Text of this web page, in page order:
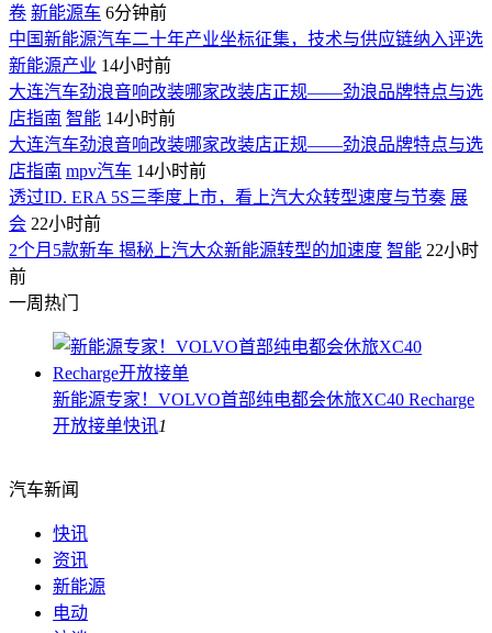
卷 新能源车 6分钟前
中国新能源汽车二十年产业坐标征集，技术与供应链纳入评选
新能源产业 14小时前
大连汽车劲浪音响改装哪家改装店正规——劲浪品牌特点与选
店指南 智能 14小时前
大连汽车劲浪音响改装哪家改装店正规——劲浪品牌特点与选
店指南 mpv汽车 14小时前
透过ID. ERA 5S三季度上市，看上汽大众转型速度与节奏 展
会 22小时前
2个月5款新车 揭秘上汽大众新能源转型的加速度 智能 22小时
前
一周热门
新能源专家！VOLVO首部纯电都会休旅XC40 Recharge
开放接单快讯1
汽车新闻
快讯
资讯
新能源
电动